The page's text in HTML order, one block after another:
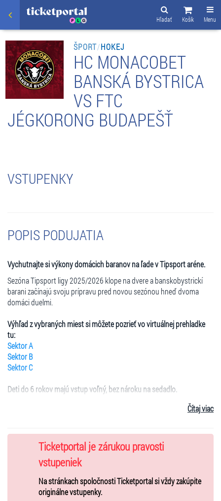
Menu
Košík
Hľadať
ŠPORT/HOKEJ
HC MONACOBET
BANSKÁ BYSTRICA
VS FTC
JÉGKORONG BUDAPEŠŤ
VSTUPENKY
POPIS PODUJATIA
Vychutnajte si výkony domácich baranov na ľade v Tipsport aréne.
Sezóna Tipsport ligy 2025/2026 klope na dvere a banskobystrickí
barani začínajú svoju prípravu pred novou sezónou hneď dvoma
domáci duelmi.
Výhľad z vybraných miest si môžete pozrieť vo virtuálnej prehladke
tu:
Sektor A
Sektor B
Sektor C
Deti do 6 rokov majú vstup voľný, bez nároku na sedadlo.
Pokladňa je otvorená 2 hodiny pred začiatkom stretnutia. Zároveň
žiadame všetkých návštevníkov o dodržiavanie organizačného a
začiatkom stretnutia. Vstupenky nie je potrebné tlačiť, postačí mať
ich v elektronickej podobe.
Čítaj viac
Ticketportal je zárukou pravosti
vstupeniek
Na stránkach spoločnosti Ticketportal si vždy zakúpite
originálne vstupenky.